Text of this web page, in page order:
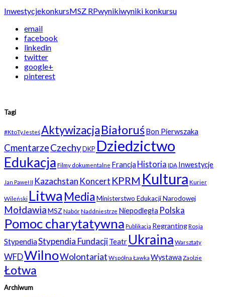
InwestycjekonkursMSZ RPwynikiwyniki konkursu
email
facebook
linkedin
twitter
google+
pinterest
Tagi
#KtoTyJesteśAktywizacjaBiałoruśBon Pierwszaka
CmentarzeCzechy DKP Dziedzictwo
Edukacja Filmy dokumentalne Francja Historia IDA Inwestycje
Jan Paweł II Kazachstan Koncert KPRM Kultura Kurier
Wileński Litwa MediaMinisterstwo Edukacji Narodowej
MołdawiaMSZ NabórNaddniestrze Niepodległa Polska
Pomoc charytatywna Publikacja RegrantingRosja
StypendiaStypendia FundacjiTeatr Ukraina Warsztaty
WFDWilnoWolontariat Wspólna Ławka Wystawa Zaolzie
Łotwa
Archiwum